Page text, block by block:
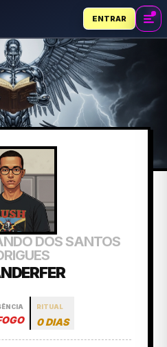
ENTRAR
DOS SANTOS
RITUAL
0 DIAS